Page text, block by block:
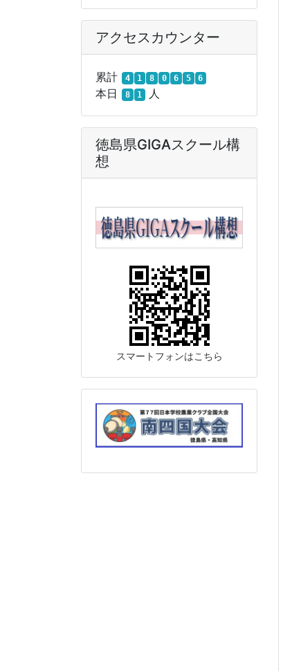
アクセスカウンター
累計 4 1 8 0 6 5 6
本日 8 1 人
徳島県GIGAスクール構
想
スマートフォンはこちら